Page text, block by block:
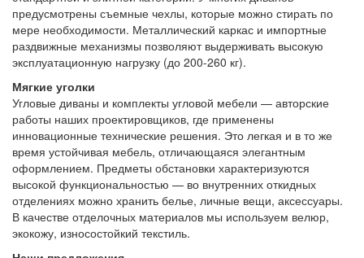
предусмотрены съемные чехлы, которые можно стирать по
мере необходимости. Металлический каркас и импортные
раздвижные механизмы позволяют выдерживать высокую
эксплуатационную нагрузку (до 200-260 кг).
Мягкие уголки
Угловые диваны и комплекты угловой мебели — авторские
работы наших проектировщиков, где применены
инновационные технические решения. Это легкая и в то же
время устойчивая мебель, отличающаяся элегантным
оформлением. Предметы обстановки характеризуются
высокой функциональностью — во внутренних откидных
отделениях можно хранить белье, личные вещи, аксессуары.
В качестве отделочных материалов мы используем велюр,
экокожу, износостойкий текстиль.